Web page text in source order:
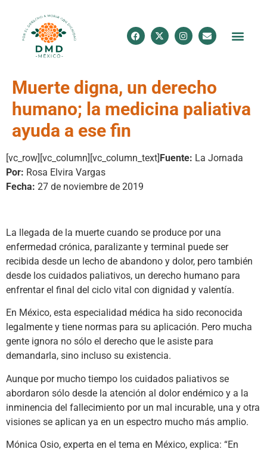
Muerte digna, un derecho
humano; la medicina paliativa
ayuda a ese fin
[vc_row][vc_column][vc_column_text]Fuente: La Jornada
Por: Rosa Elvira Vargas
Fecha: 27 de noviembre de 2019
La llegada de la muerte cuando se produce por una
enfermedad crónica, paralizante y terminal puede ser
recibida desde un lecho de abandono y dolor, pero también
desde los cuidados paliativos, un derecho humano para
enfrentar el final del ciclo vital con dignidad y valentía.
En México, esta especialidad médica ha sido reconocida
legalmente y tiene normas para su aplicación. Pero mucha
gente ignora no sólo el derecho que le asiste para
demandarla, sino incluso su existencia.
Aunque por mucho tiempo los cuidados paliativos se
abordaron sólo desde la atención al dolor endémico y a la
inminencia del fallecimiento por un mal incurable, una y otra
visiones se aplican ya en un espectro mucho más amplio.
Mónica Osio, experta en el tema en México, explica: “En